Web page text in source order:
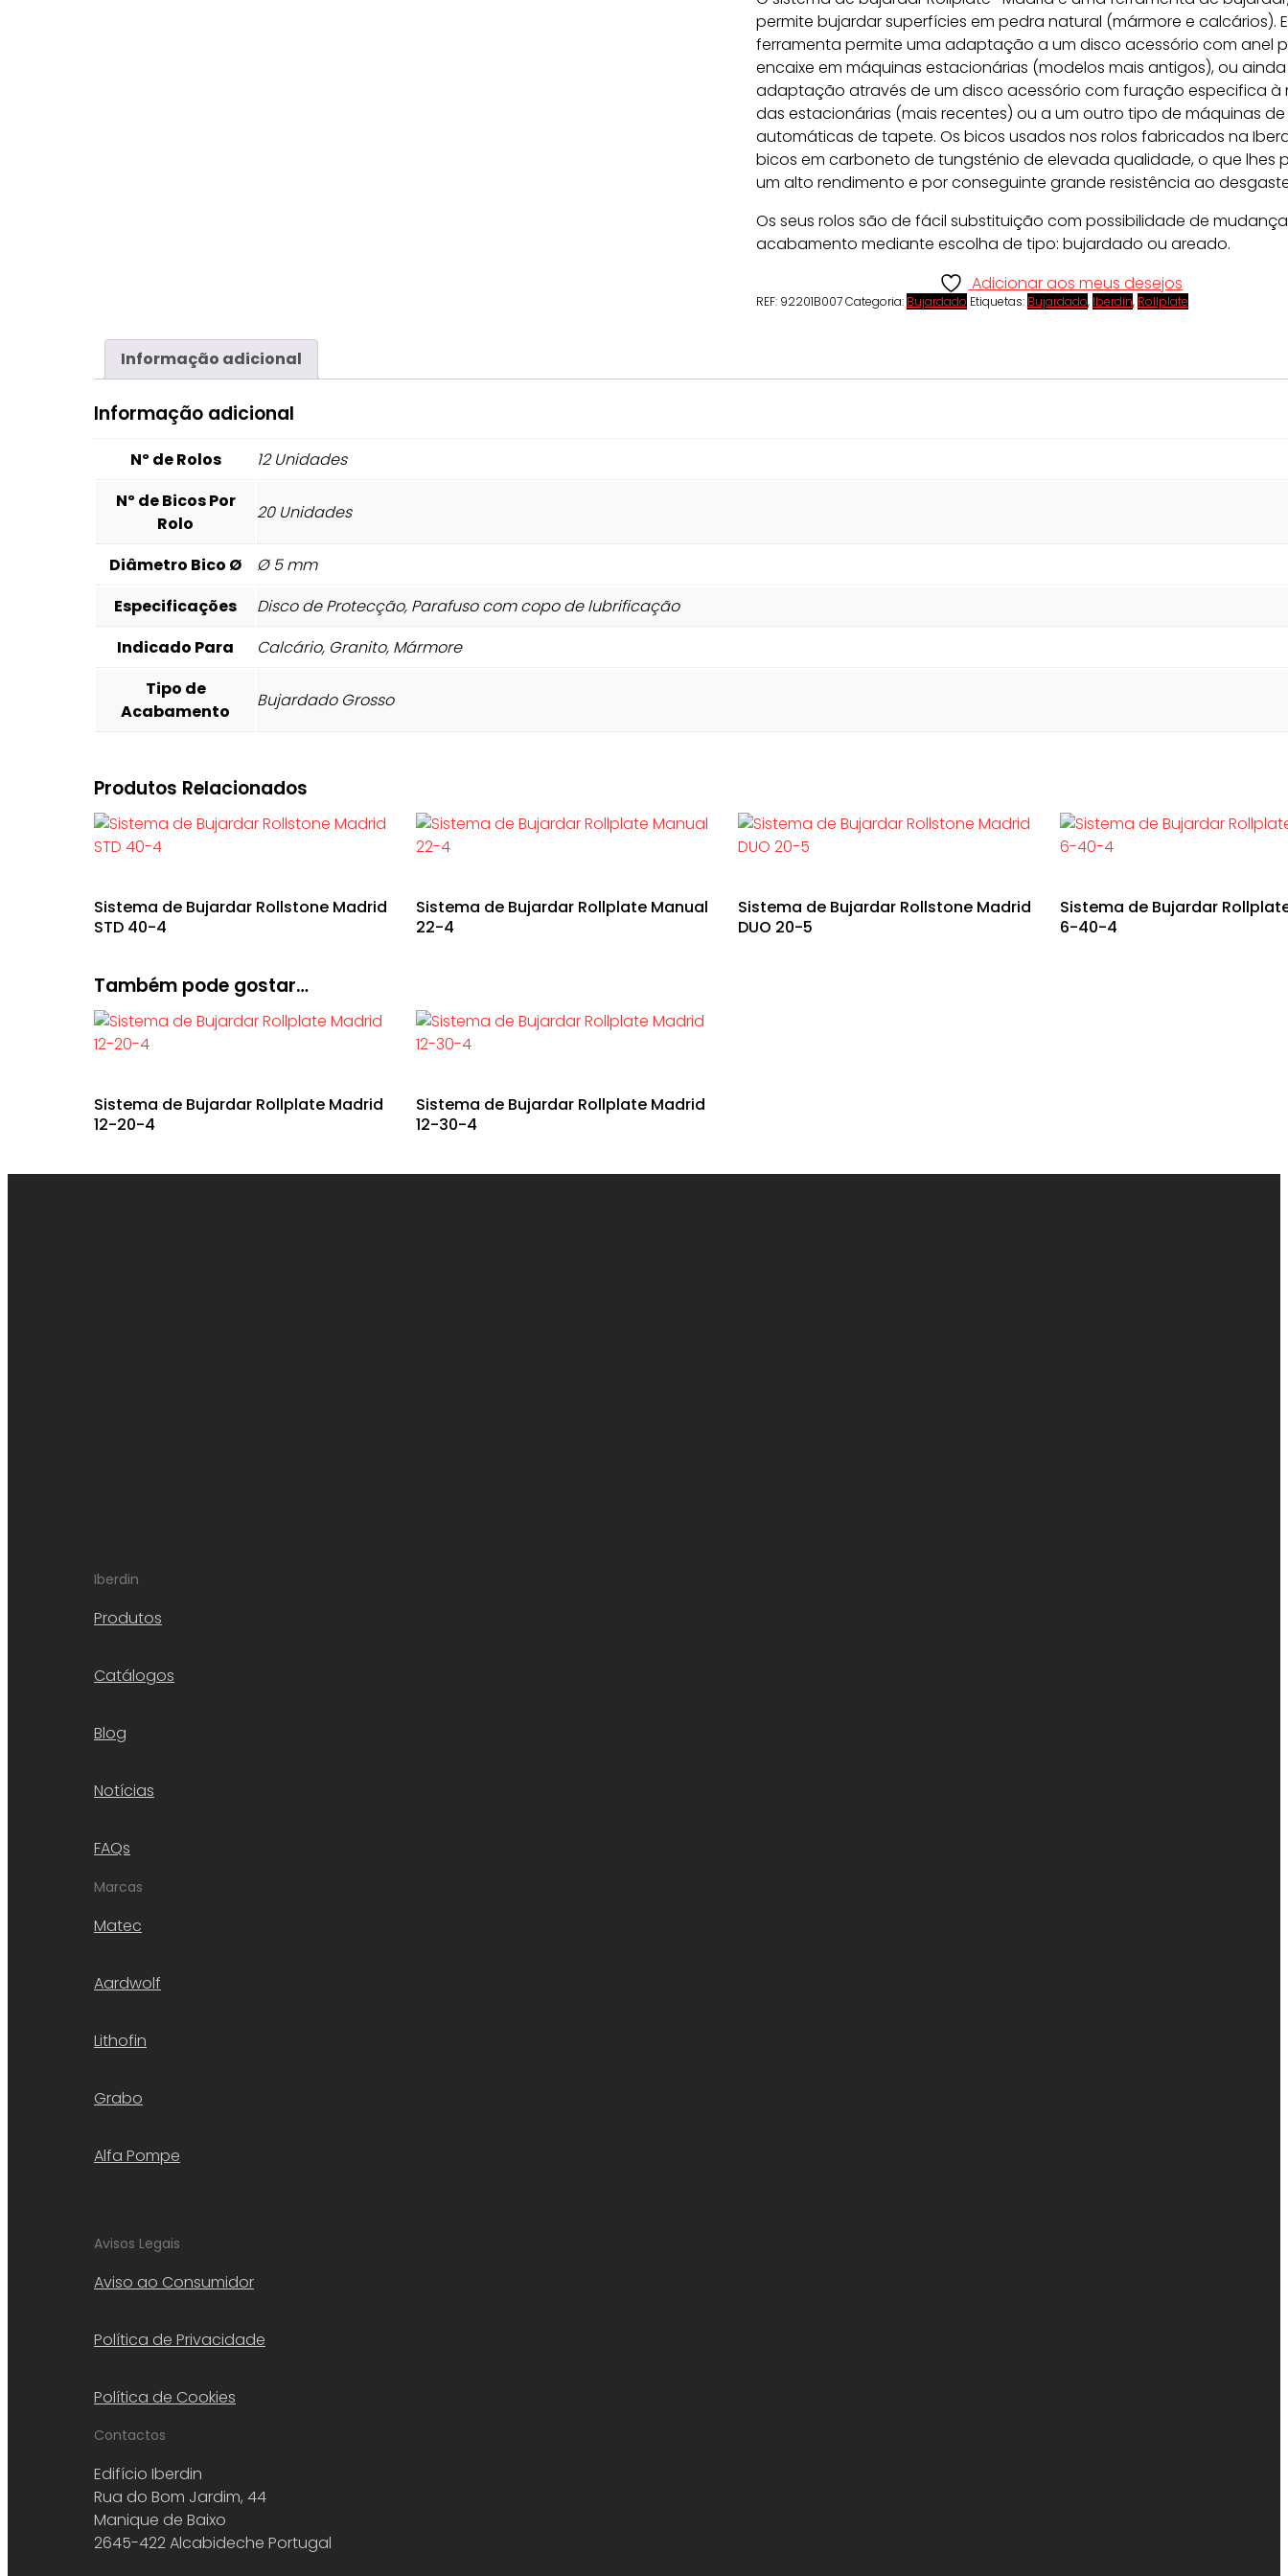
permite bujardar superfícies em pedra natural (mármore e calcários).
ferramenta permite uma adaptação a um disco acessório com anel
encaixe em máquinas estacionárias (modelos mais antigos), ou ainda
adaptação através de um disco acessório com furação especifica à
das estacionárias (mais recentes) ou a um outro tipo de máquinas
automáticas de tapete. Os bicos usados nos rolos fabricados na
bicos em carboneto de tungsténio de elevada qualidade, o que lhes
um alto rendimento e por conseguinte grande resistência ao
Os seus rolos são de fácil substituição com possibilidade de
acabamento mediante escolha de tipo: bujardado ou areado.
Adicionar aos meus desejos
REF: 92201B007 Categoria: Bujardado Etiquetas: Bujardado, Iberdin, Rollplate
Informação adicional
Informação adicional
Nº de Rolos
12 Unidades
Nº de Bicos Por
Rolo
20 Unidades
Diâmetro Bico Ø
Ø 5 mm
Especificações
Disco de Protecção, Parafuso com copo de lubrificação
Indicado Para
Calcário, Granito, Mármore
Tipo de
Acabamento
Bujardado Grosso
Produtos Relacionados
Sistema de Bujardar Rollstone Madrid
STD 40-4
Sistema de Bujardar Rollplate Manual
22-4
Sistema de Bujardar Rollstone Madrid
DUO 20-5
Sistema de Bujardar
6-40-4
Também pode gostar…
Sistema de Bujardar Rollplate Madrid
12-20-4
Sistema de Bujardar Rollplate Madrid
12-30-4
Iberdin
Produtos
Catálogos
Blog
Notícias
FAQs
Marcas
Matec
Aardwolf
Lithofin
Grabo
Alfa Pompe
Avisos Legais
Aviso ao Consumidor
Política de Privacidade
Política de Cookies
Contactos
Edifício Iberdin
Rua do Bom Jardim, 44
Manique de Baixo
2645-422 Alcabideche Portugal